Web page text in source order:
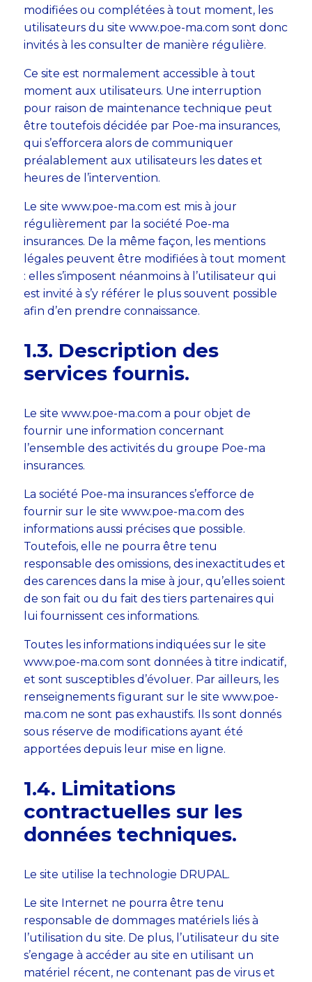
modifiées ou complétées à tout moment, les
utilisateurs du site www.poe-ma.com sont donc
invités à les consulter de manière régulière.
Ce site est normalement accessible à tout
moment aux utilisateurs. Une interruption
pour raison de maintenance technique peut
être toutefois décidée par Poe-ma insurances,
qui s’efforcera alors de communiquer
préalablement aux utilisateurs les dates et
heures de l’intervention.
Le site www.poe-ma.com est mis à jour
régulièrement par la société Poe-ma
insurances. De la même façon, les mentions
légales peuvent être modifiées à tout moment
: elles s’imposent néanmoins à l’utilisateur qui
est invité à s’y référer le plus souvent possible
afin d’en prendre connaissance.
1.3. Description des
services fournis.
Le site www.poe-ma.com a pour objet de
fournir une information concernant
l’ensemble des activités du groupe Poe-ma
insurances.
La société Poe-ma insurances s’efforce de
fournir sur le site www.poe-ma.com des
informations aussi précises que possible.
Toutefois, elle ne pourra être tenu
responsable des omissions, des inexactitudes et
des carences dans la mise à jour, qu’elles soient
de son fait ou du fait des tiers partenaires qui
lui fournissent ces informations.
Toutes les informations indiquées sur le site
www.poe-ma.com sont données à titre indicatif,
et sont susceptibles d’évoluer. Par ailleurs, les
renseignements figurant sur le site www.poe-
ma.com ne sont pas exhaustifs. Ils sont donnés
sous réserve de modifications ayant été
apportées depuis leur mise en ligne.
1.4. Limitations
contractuelles sur les
données techniques.
Le site utilise la technologie DRUPAL.
Le site Internet ne pourra être tenu
responsable de dommages matériels liés à
l’utilisation du site. De plus, l’utilisateur du site
s’engage à accéder au site en utilisant un
matériel récent, ne contenant pas de virus et